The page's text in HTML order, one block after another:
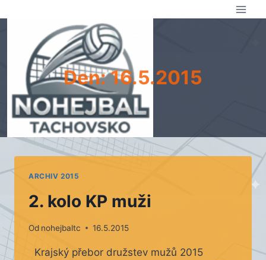
Den: 16.5.2015
ARCHIV 2015
2. kolo KP muži
Od nohejbaltc 16.5.2015
Krajský přebor družstev mužů 2015